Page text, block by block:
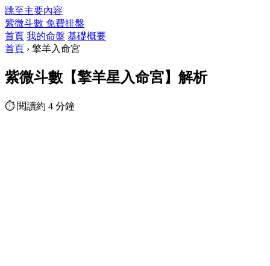
跳至主要內容
紫微斗數 免費排盤
首頁 我的命盤 基礎概要
首頁 › 擎羊入命宮
紫微斗數【擎羊星入命宮】解析
⏱ 閱讀約 4 分鐘